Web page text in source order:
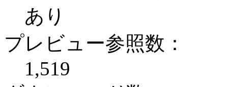
あり
プレビュー参照数：
1,519